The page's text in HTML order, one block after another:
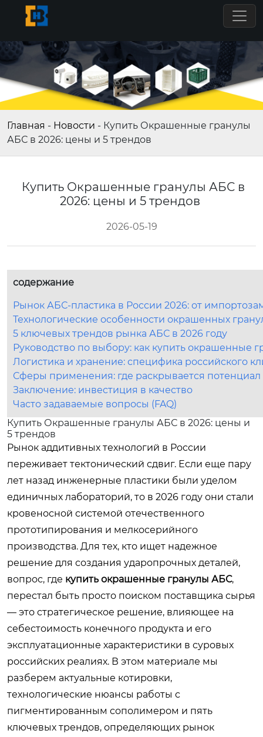
Главная - Новости - Купить Окрашенные гранулы
АБС в 2026: цены и 5 трендов
Купить Окрашенные гранулы АБС в
2026: цены и 5 трендов
2026-05-19
содержание
Рынок АБС-пластика в России 2026: от
Технологические особенности окрашенных
5 ключевых трендов рынка АБС в 2026 году
Руководство по выбору: как купить окрашенные
Логистика и хранение: специфика российского
Сферы применения: где раскрывается
Заключение: инвестиция в качество
Часто задаваемые вопросы (FAQ)
Купить Окрашенные гранулы АБС в 2026: цены и
5 трендов
Рынок аддитивных технологий в России
переживает тектонический сдвиг. Если еще пару
лет назад инженерные пластики были уделом
единичных лабораторий, то в 2026 году они стали
кровеносной системой отечественного
прототипирования и мелкосерийного
производства. Для тех, кто ищет надежное
решение для создания ударопрочных деталей,
вопрос, где купить окрашенные гранулы АБС,
перестал быть просто поиском поставщика сырья
— это стратегическое решение, влияющее на
себестоимость конечного продукта и его
эксплуатационные характеристики в суровых
российских реалиях. В этом материале мы
разберем актуальные котировки,
технологические нюансы работы с
пигментированным сополимером и пять
ключевых трендов, определяющих рынок